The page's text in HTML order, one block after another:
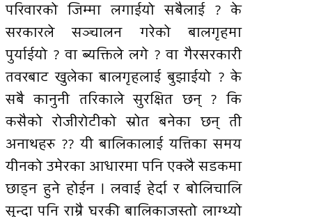
परिवारको जिम्मा लगाईयो सबैलाई ? के
सरकारले सञ्चालन गरेको बालगृहमा
पुर्याईयो ? वा ब्यक्तिले लगे ? वा गैरसरकारी
तवरबाट खुलेका बालगृहलाई बुझाईयो ? के
सबै कानुनी तरिकाले सुरक्षित छन् ? कि
कसैको रोजीरोटीको स्रोत बनेका छन् ती
अनाथहरु ?? यी बालिकालाई यत्तिका समय
यीनको उमेरका आधारमा पनि एक्लै सडकमा
छाड्न हुने होईन । लवाई हेर्दा र बोलिचालि